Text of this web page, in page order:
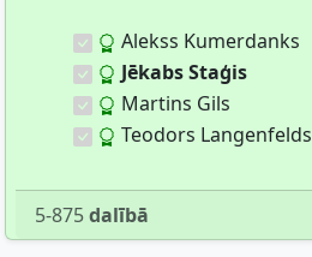
Alekss Kumerdanks
Jēkabs Staģis
Martins Gils
Teodors Langenfelds
5-875dalībā